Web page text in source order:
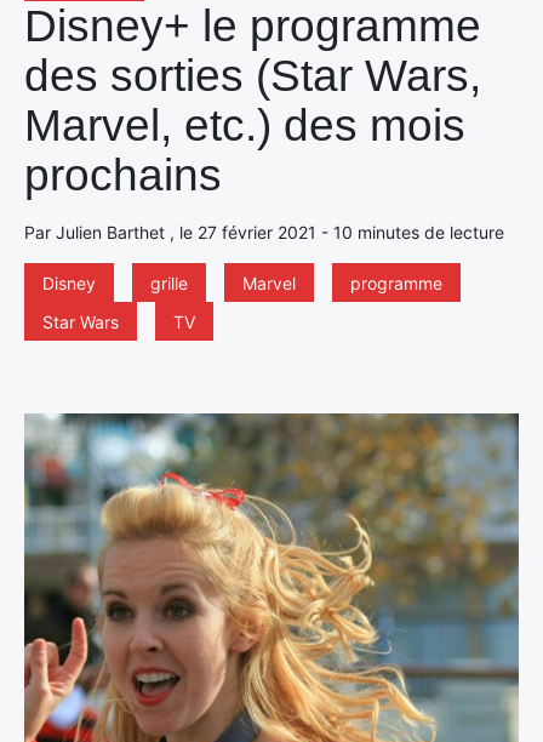
Disney+ le programme
des sorties (Star Wars,
Marvel, etc.) des mois
prochains
Par Julien Barthet , le 27 février 2021 - 10 minutes de lecture
Disney grille Marvel
programme
Star Wars
TV